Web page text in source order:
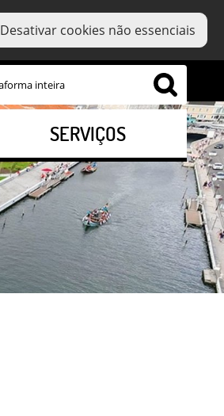
Desativar cookies não essenciais
SERVIÇOS